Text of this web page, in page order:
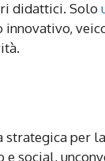
didattici. Solo
strategica per
e social,